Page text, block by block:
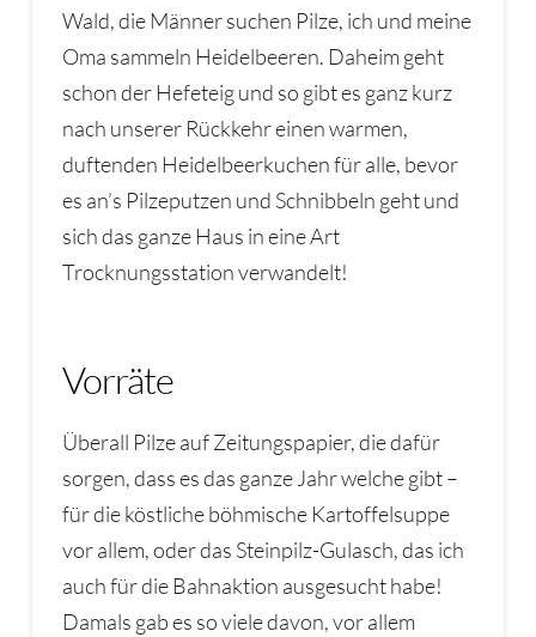
Wald, die Männer suchen Pilze, ich und meine
Oma sammeln Heidelbeeren. Daheim geht
schon der Hefeteig und so gibt es ganz kurz
nach unserer Rückkehr einen warmen,
duftenden Heidelbeerkuchen für alle, bevor
es an’s Pilzeputzen und Schnibbeln geht und
sich das ganze Haus in eine Art
Trocknungsstation verwandelt!
Vorräte
Überall Pilze auf Zeitungspapier, die dafür
sorgen, dass es das ganze Jahr welche gibt –
für die köstliche böhmische Kartoffelsuppe
vor allem, oder das Steinpilz-Gulasch, das ich
auch für die Bahnaktion ausgesucht habe!
Damals gab es so viele davon, vor allem